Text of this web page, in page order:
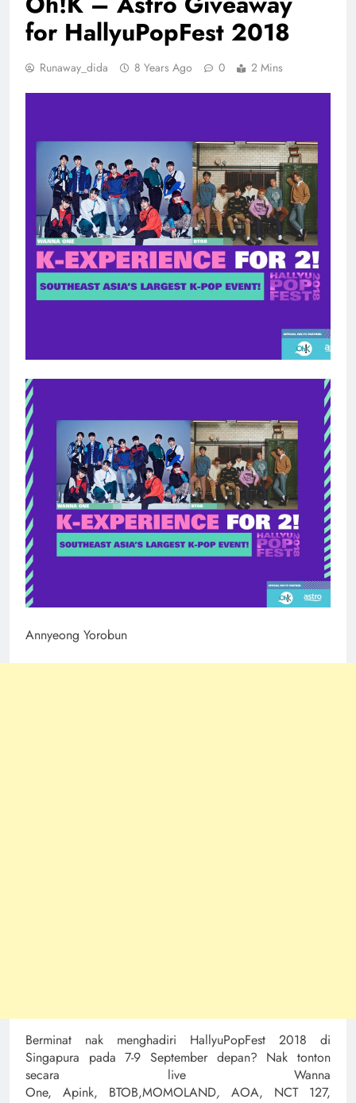
for HallyuPopFest 2018
Runaway_dida 8 Years Ago 0 2 Mins
Annyeong Yorobun
Berminat nak menghadiri HallyuPopFest 2018 di
Singapura pada 7-9 September depan? Nak tonton
secara live Wanna
One, Apink, BTOB,MOMOLAND, AOA, NCT 127,